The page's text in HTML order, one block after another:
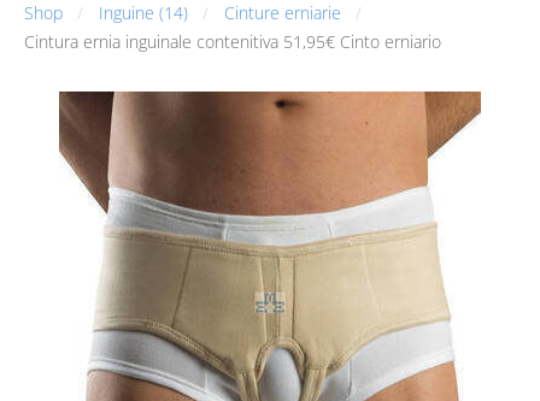
Shop Inguine (14)
Cinture erniarie
Cintura ernia inguinale contenitiva 51,95€ Cinto erniario